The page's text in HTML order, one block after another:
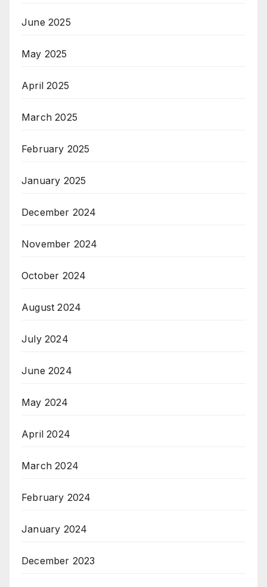
June 2025
May 2025
April 2025
March 2025
February 2025
January 2025
December 2024
November 2024
October 2024
August 2024
July 2024
June 2024
May 2024
April 2024
March 2024
February 2024
January 2024
December 2023